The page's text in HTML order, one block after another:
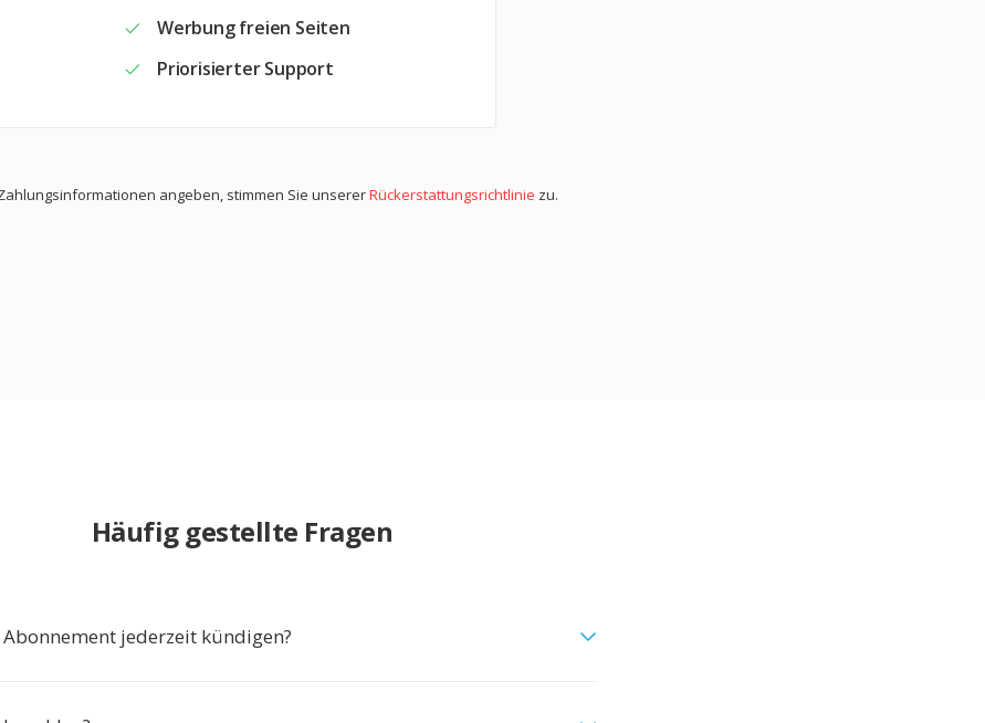
Werbung freien Seiten
Priorisierter Support
angeben, stimmen Sie unsererRückerstattungsrichtlinie zu.
Häufig gestellte Fragen
Abonnement jederzeit kündigen?